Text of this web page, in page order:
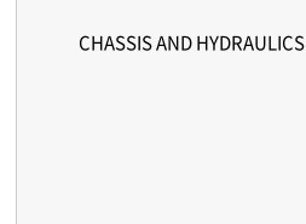
CHASSIS AND HYDRAULICS